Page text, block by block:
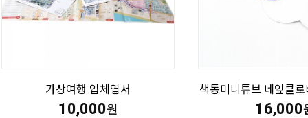
가상여행 입체엽서
10,000원
색동미니튜브 네잎클
16,000